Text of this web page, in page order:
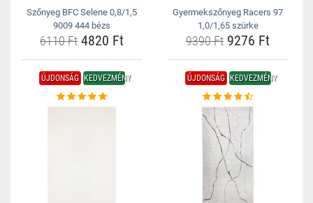
Szőnyeg BFC Selene 0,8/1,5
9009 444 bézs
6110 Ft 4820 Ft
Gyermekszőnyeg Racers 97
1,0/1,65 szürke
9390 Ft 9276 Ft
ÚJDONSÁG KEDVEZMÉNY ÚJDONSÁG KEDVEZMÉNY